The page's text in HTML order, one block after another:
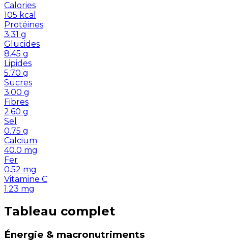
Calories
105 kcal
Protéines
3.31 g
Glucides
8.45 g
Lipides
5.70 g
Sucres
3.00 g
Fibres
2.60 g
Sel
0.75 g
Calcium
40.0 mg
Fer
0.52 mg
Vitamine C
1.23 mg
Tableau complet
Énergie & macronutriments